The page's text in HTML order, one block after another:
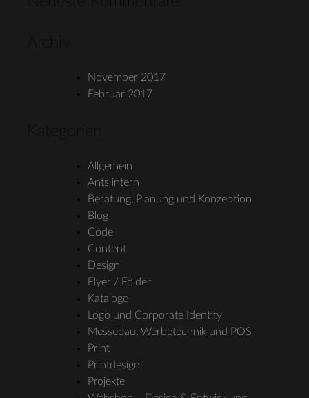
November 2017
Februar 2017
Allgemein
Ants intern
Beratung, Planung und Konzeption
Blog
Code
Content
Design
Flyer / Folder
Kataloge
Logo und Corporate Identity
Messebau, Werbetechnik und POS
Print
Printdesign
Projekte